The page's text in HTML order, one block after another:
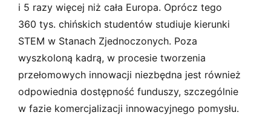
i 5 razy więcej niż cała Europa. Oprócz tego
360 tys. chińskich studentów studiuje kierunki
STEM w Stanach Zjednoczonych. Poza
wyszkoloną kadrą, w procesie tworzenia
przełomowych innowacji niezbędna jest również
odpowiednia dostępność funduszy, szczególnie
w fazie komercjalizacji innowacyjnego pomysłu.